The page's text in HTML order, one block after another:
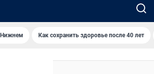
Нижнем Как сохранить здоровье после 40 лет